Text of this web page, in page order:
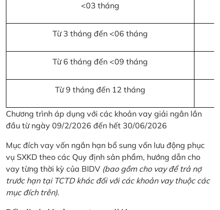
<03 tháng
Từ 3 tháng đến <06 tháng
Từ 6 tháng đến <09 tháng
Từ 9 tháng đến 12 tháng
Chương trình áp dụng với các khoản vay giải ngân lần
đầu từ ngày 09/2/2026 đến hết 30/06/2026
Mục đích vay vốn ngắn hạn bổ sung vốn lưu động phục
vụ SXKD theo các Quy định sản phẩm, hướng dẫn cho
vay từng thời kỳ của BIDV (bao gồm cho vay để trả nợ
trước hạn tại TCTD khác đối với các khoản vay thuộc các
mục đích trên).